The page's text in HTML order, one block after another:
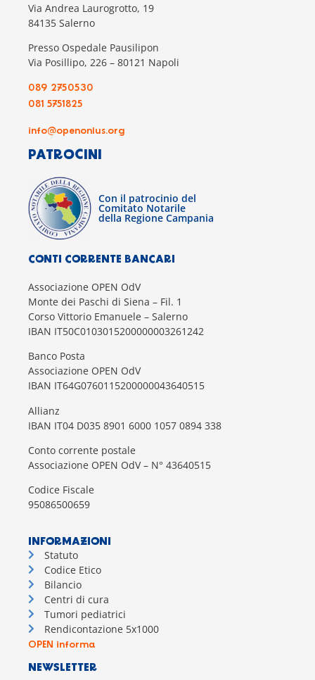
Via Andrea Laurogrotto, 19
84135 Salerno
Presso Ospedale Pausilipon
Via Posillipo, 226 – 80121 Napoli
089 2750530
081 5751825
info@openonlus.org
PATROCINI
Con il patrocinio del
Comitato Notarile
della Regione Campania
CONTI CORRENTE BANCARI
Associazione OPEN OdV
Monte dei Paschi di Siena – Fil. 1
Corso Vittorio Emanuele – Salerno
IBAN IT50C0103015200000003261242
Banco Posta
Associazione OPEN OdV
IBAN IT64G0760115200000043640515
Allianz
IBAN IT04 D035 8901 6000 1057 0894 338
Conto corrente postale
Associazione OPEN OdV – N° 43640515
Codice Fiscale
95086500659
INFORMAZIONI
Statuto
Codice Etico
Bilancio
Centri di cura
Tumori pediatrici
Rendicontazione 5x1000
OPEN informa
NEWSLETTER